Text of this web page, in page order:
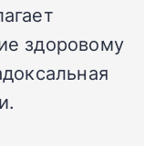
здоровому